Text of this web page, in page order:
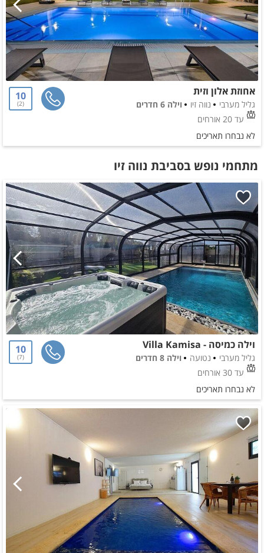
אחוזת אלון וזית
גליל מערבי נווה זיו
וילה 6 חדרים
עד 20 אורחים
10
2
לא נבחרו תאריכים
מתחמי נופש בסביבת נווה זיו
וילה כמיסה - Villa Kamisa
גליל מערבי נטועה
וילה 8 חדרים
עד 30 אורחים
10
7
לא נבחרו תאריכים